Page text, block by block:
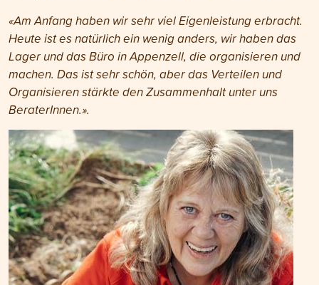
«Am Anfang haben wir sehr viel Eigenleistung erbracht.
Heute ist es natürlich ein wenig anders, wir haben das
Lager und das Büro in Appenzell, die organisieren und
machen. Das ist sehr schön, aber das Verteilen und
Organisieren stärkte den Zusammenhalt unter uns
BeraterInnen.».